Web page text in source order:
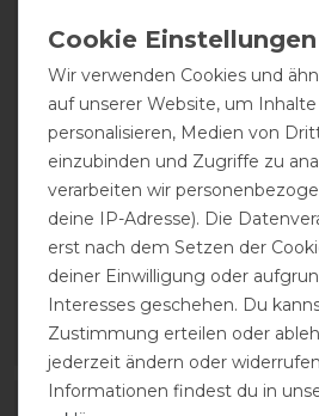
Lederhalfter Polo
44,95 € *
ARTIKEL MERKEN
Wir verwenden Cookies und
auf unserer Website, um
personalisieren, Medien von
einzubinden und Zugriffe zu
verarbeiten wir
deine IP-Adresse). Die
erst nach dem Setzen der
deiner Einwilligung oder
Interesses geschehen. Du
Zustimmung erteilen oder
jederzeit ändern oder
Informationen findest du in